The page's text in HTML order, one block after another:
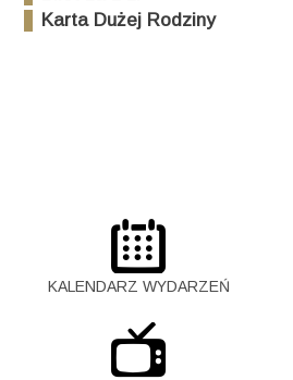
Karta Dużej Rodziny
KALENDARZ WYDARZEŃ